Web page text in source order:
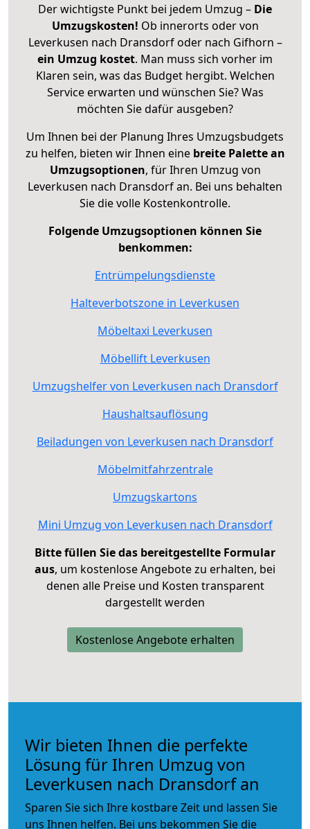
Der wichtigste Punkt bei jedem Umzug – Die
Umzugskosten! Ob innerorts oder von
Leverkusen nach Dransdorf oder nach Gifhorn –
ein Umzug kostet. Man muss sich vorher im
Klaren sein, was das Budget hergibt. Welchen
Service erwarten und wünschen Sie? Was
möchten Sie dafür ausgeben?
Um Ihnen bei der Planung Ihres Umzugsbudgets
zu helfen, bieten wir Ihnen eine breite Palette an
Umzugsoptionen, für Ihren Umzug von
Leverkusen nach Dransdorf an. Bei uns behalten
Sie die volle Kostenkontrolle.
Folgende Umzugsoptionen können Sie
benkommen:
Entrümpelungsdienste
Halteverbotszone in Leverkusen
Möbeltaxi Leverkusen
Möbellift Leverkusen
Umzugshelfer von Leverkusen nach Dransdorf
Haushaltsauflösung
Beiladungen von Leverkusen nach Dransdorf
Möbelmitfahrzentrale
Umzugskartons
Mini Umzug von Leverkusen nach Dransdorf
Bitte füllen Sie das bereitgestellte Formular
aus, um kostenlose Angebote zu erhalten, bei
denen alle Preise und Kosten transparent
dargestellt werden
Kostenlose Angebote erhalten
Wir bieten Ihnen die perfekte
Lösung für Ihren Umzug von
Leverkusen nach Dransdorf an
Sparen Sie sich Ihre kostbare Zeit und lassen Sie
uns Ihnen helfen. Bei uns bekommen Sie die